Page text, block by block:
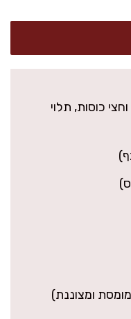
500 גרם קמח לבן (כ-3 וחצי כוסות, תלוי